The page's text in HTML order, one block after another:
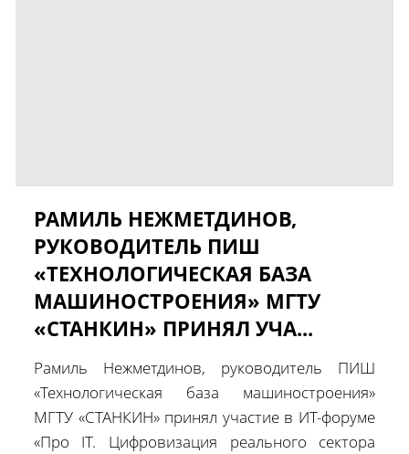
РАМИЛЬ НЕЖМЕТДИНОВ,
РУКОВОДИТЕЛЬ ПИШ
«ТЕХНОЛОГИЧЕСКАЯ БАЗА
МАШИНОСТРОЕНИЯ» МГТУ
«СТАНКИН» ПРИНЯЛ УЧА...
Рамиль Нежметдинов, руководитель ПИШ
«Технологическая база машиностроения»
МГТУ «СТАНКИН» принял участие в ИT-форуме
«Про IT. Цифровизация реального сектора